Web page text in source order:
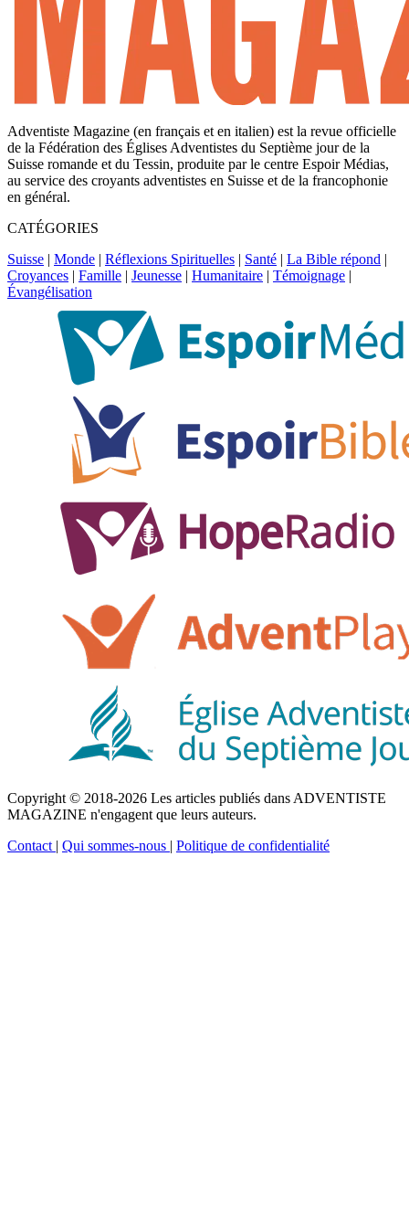
Adventiste Magazine (en français et en italien) est la revue officielle
de la Fédération des Églises Adventistes du Septième jour de la
Suisse romande et du Tessin, produite par le centre Espoir Médias,
au service des croyants adventistes en Suisse et de la francophonie
en général.
CATÉGORIES
Suisse | Monde | Réflexions Spirituelles | Santé | La Bible répond |
Croyances | Famille | Jeunesse | Humanitaire | Témoignage |
Évangélisation
Copyright © 2018-2026 Les articles publiés dans ADVENTISTE
MAGAZINE n'engagent que leurs auteurs.
Contact | Qui sommes-nous | Politique de confidentialité